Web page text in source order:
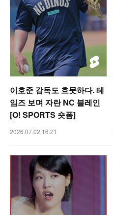
이호준 감독도 흐뭇하다. 테
임즈 보며 자란 NC 블레인
[O! SPORTS 숏폼]
2026.07.02 16:21